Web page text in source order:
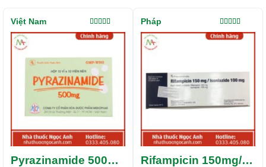
Pyrazinamide 500mg
Được xếp
hạng5.00
Việt Nam
Rifampicin 150mg/
Được xếp
hạng5.00
Pháp